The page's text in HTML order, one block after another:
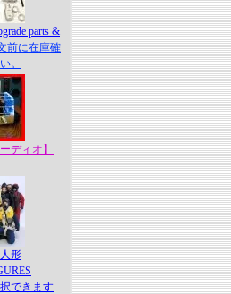
parts &
前に在庫確
。
ディオ】
形
できます